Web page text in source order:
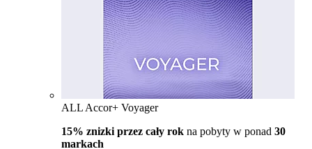
ALL Accor+ Voyager
15% znizki przez cały rok na pobyty w ponad 30
markach